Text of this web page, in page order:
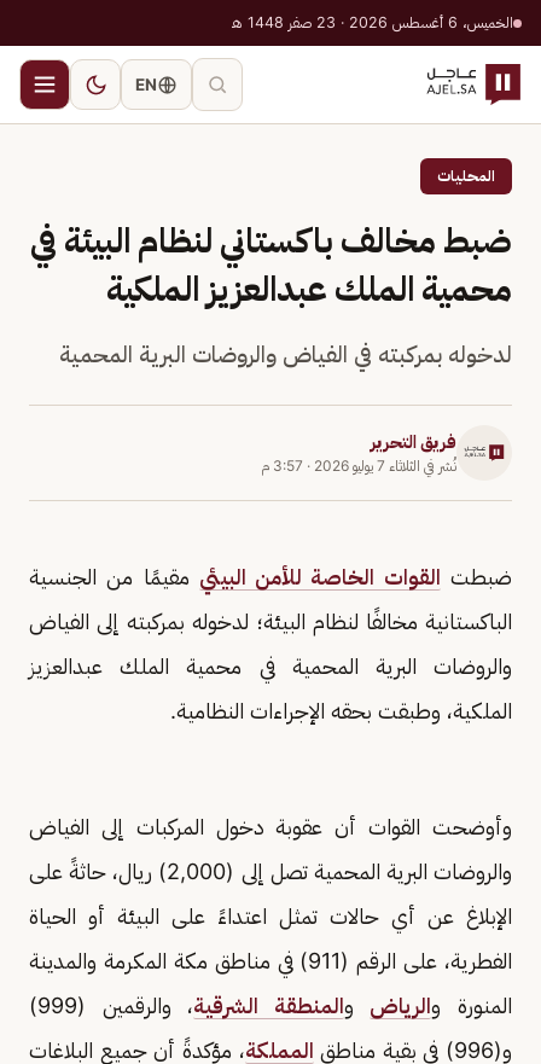
الخميس، 6 أغسطس 2026 · 23 صفر 1448 هـ
EN
المحليات
ضبط مخالف باكستاني لنظام البيئة في
محمية الملك عبدالعزيز الملكية
لدخوله بمركبته في الفياض والروضات البرية المحمية
فريق التحرير
نُشر في الثلاثاء 7 يوليو 2026 · 3:57 م
ضبطت القوات الخاصة للأمن البيئي مقيمًا من الجنسية
الباكستانية مخالفًا لنظام البيئة؛ لدخوله بمركبته إلى الفياض
والروضات البرية المحمية في محمية الملك عبدالعزيز
الملكية، وطبقت بحقه الإجراءات النظامية.
وأوضحت القوات أن عقوبة دخول المركبات إلى الفياض
والروضات البرية المحمية تصل إلى (2,000) ريال، حاثةً على
الإبلاغ عن أي حالات تمثل اعتداءً على البيئة أو الحياة
الفطرية، على الرقم (911) في مناطق مكة المكرمة والمدينة
المنورة والرياض والمنطقة الشرقية
، والرقمين (999)
و(996) في بقية مناطق
المملكة، مؤكدةً أن جميع البلاغات